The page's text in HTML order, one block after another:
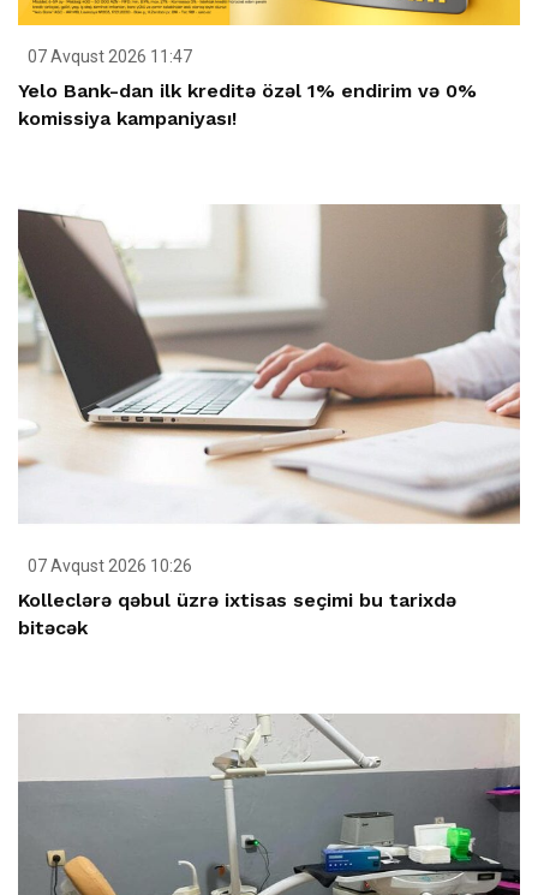
07 Avqust 2026 11:47
Yelo Bank-dan ilk kreditə özəl 1% endirim və 0%
komissiya kampaniyası!
07 Avqust 2026 10:26
Kolleclərə qəbul üzrə ixtisas seçimi bu tarixdə
bitəcək